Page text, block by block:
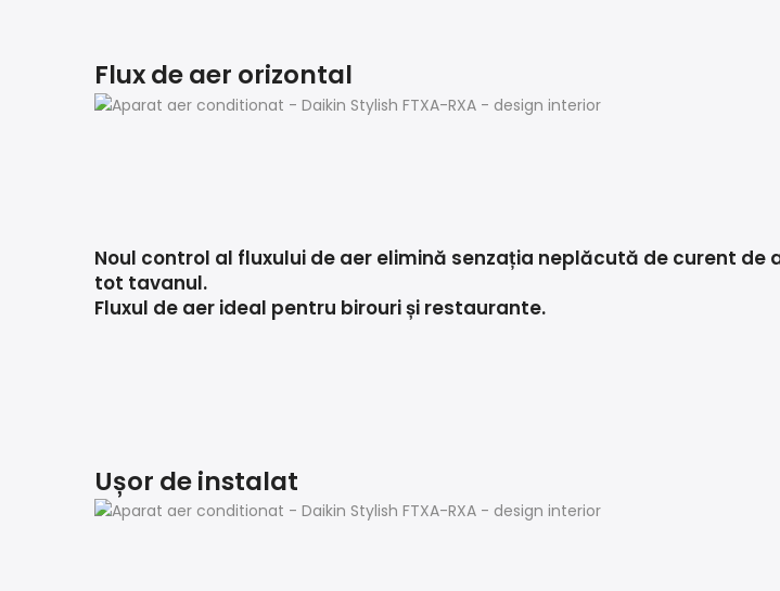
Flux de aer orizontal
Noul control al fluxului de aer elimină senzația neplăcută de curent
tot tavanul.
Fluxul de aer ideal pentru birouri și restaurante.
Ușor de instalat